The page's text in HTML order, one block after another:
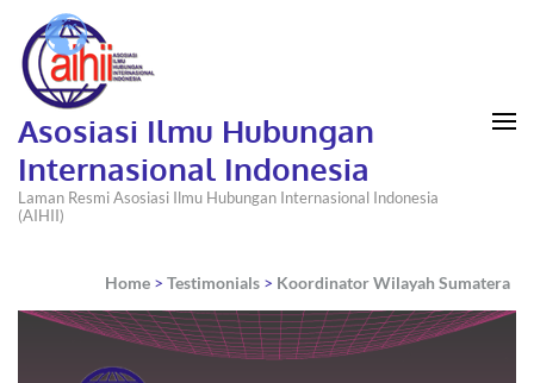
Asosiasi Ilmu Hubungan
Internasional Indonesia
Laman Resmi Asosiasi Ilmu Hubungan Internasional Indonesia
(AIHII)
Home > Testimonials > Koordinator Wilayah Sumatera